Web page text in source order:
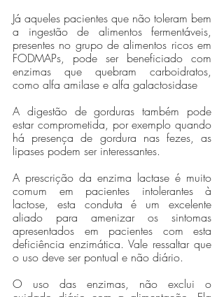
Já aqueles pacientes que não toleram bem
a ingestão de alimentos fermentáveis,
presentes no grupo de alimentos ricos em
FODMAPs, pode ser beneficiado com
enzimas que quebram carboidratos,
como alfa amilase e alfa galactosidase
A digestão de gorduras também pode
estar comprometida, por exemplo quando
há presença de gordura nas fezes, as
lipases podem ser interessantes.
A prescrição da enzima lactase é muito
comum em pacientes intolerantes à
lactose, esta conduta é um excelente
aliado para amenizar os sintomas
apresentados em pacientes com esta
deficiência enzimática. Vale ressaltar que
o uso deve ser pontual e não diário.
O uso das enzimas, não exclui o